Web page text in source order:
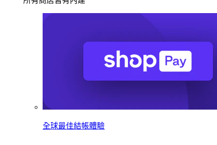
全球最佳結帳體驗